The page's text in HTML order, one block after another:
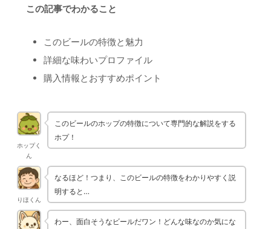
この記事でわかること
このビールの特徴と魅力
詳細な味わいプロファイル
購入情報とおすすめポイント
ホップく
ん
このビールのホップの特徴について専門的な解説をする
ホプ！
りほくん
なるほど！つまり、このビールの特徴をわかりやすく説
明すると…
わー、面白そうなビールだワン！どんな味なのか気にな